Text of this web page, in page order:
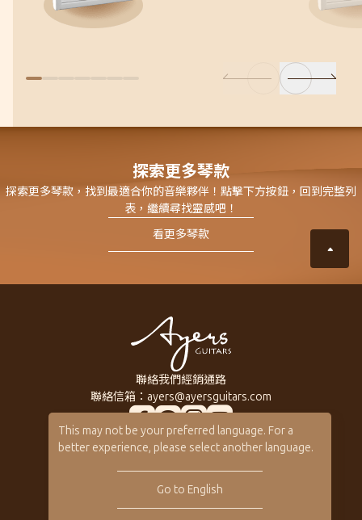
This may not be your preferred language. For a
better experience, please select another language.
Go to English
探索更多琴款
探索更多琴款，找到最適合你的音樂夥伴！點擊下方按鈕，回到完整列
表，繼續尋找靈感吧！
看更多琴款
聯絡我們經銷通路
聯絡信箱： ayers@ayersguitars.com
所有系列琴款
訂製客製琴
客製琴展示
關於Ayers
保固 / VIP
型錄下載